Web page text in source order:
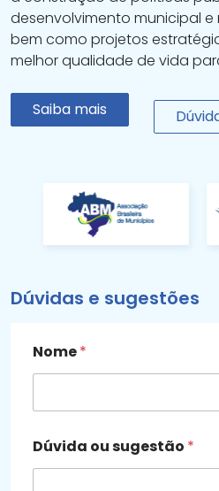
desenvolvimento municipal e
bem como projetos
melhor qualidade de vida
Saiba mais
Dúvidas e sugestões
Nome*
Dúvida ou sugestão *